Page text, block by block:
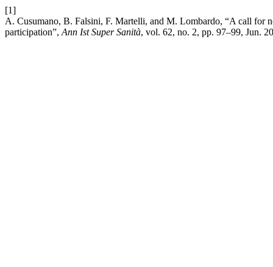
[1]
A. Cusumano, B. Falsini, F. Martelli, and M. Lombardo, “A call for
participation”, Ann Ist Super Sanità, vol. 62, no. 2, pp. 97–99, Jun.